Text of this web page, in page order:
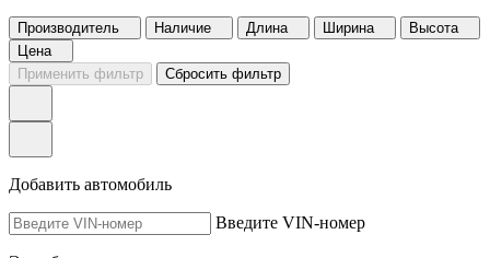
Производитель Наличие Длина Ширина
Высота
Цена
Применить фильтр
Сбросить фильтр
Добавить автомобиль
Введите VIN-номер